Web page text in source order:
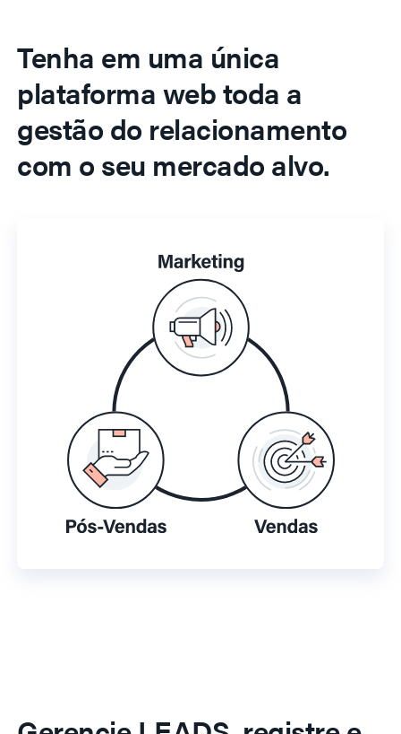
Tenha em uma única
plataforma web toda a
gestão do relacionamento
com o seu mercado alvo.